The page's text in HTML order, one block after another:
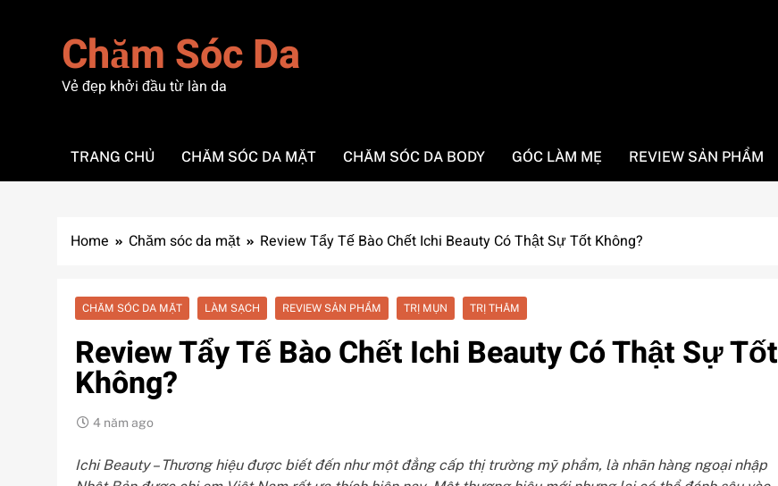
Chăm Sóc Da
Vẻ đẹp khởi đầu từ làn da
TRANG CHỦ CHĂM SÓC DA MẶT CHĂM SÓC DA BODY GÓC LÀM MẸ REVIEW SẢN PHẨM
Home Chăm sóc da mặt Review Tẩy Tế Bào Chết Ichi Beauty Có Thật Sự Tốt Không?
CHĂM SÓC DA MẶT LÀM SẠCH REVIEW SẢN PHẨM TRỊ MỤN TRỊ THÂM
Review Tẩy Tế Bào Chết Ichi Beauty Có Thật Sự Tốt
Không?
4 năm ago
Ichi Beauty – Thương hiệu được biết đến như một đẳng cấp thị trường mỹ phẩm, là nhãn hàng ngoại nhập